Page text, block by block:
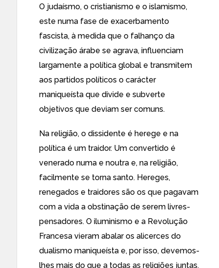
O judaísmo, o cristianismo e o islamismo,
este numa fase de exacerbamento
fascista, à medida que o falhanço da
civilização árabe se agrava, influenciam
largamente a política global e transmitem
aos partidos políticos o carácter
maniqueísta que divide e subverte
objetivos que deviam ser comuns.
Na religião, o dissidente é herege e na
política é um traidor. Um convertido é
venerado numa e noutra e, na religião,
facilmente se torna santo. Hereges,
renegados e traidores são os que pagavam
com a vida a obstinação de serem livres-
pensadores. O iluminismo e a Revolução
Francesa vieram abalar os alicerces do
dualismo maniqueísta e, por isso, devemos-
lhes mais do que a todas as religiões juntas.